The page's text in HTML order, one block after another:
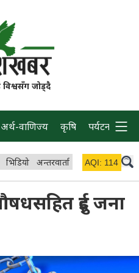
विश्वसँग जोड्दै
अर्थ-वाणिज्य कृषि पर्यटन प्रवास
भिडियो अन्तरवार्ता विचार/ब्लग
AQI: 114
दुई जना